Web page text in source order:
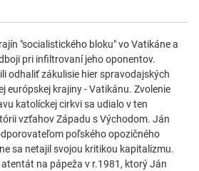
"socialistického bloku" vo Vatikáne a
pri infiltrovaní jeho oponentov.
odhaliť zákulisie hier spravodajských
európskej krajiny - Vatikánu. Zvolenie
katolíckej cirkvi sa udialo v ten
vzťahov Západu s Východom. Ján
poľského opozičného
sa netajil svojou kritikou kapitalizmu.
na pápeža v r.1981, ktorý Ján